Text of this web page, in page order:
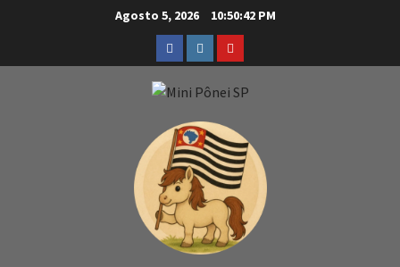
Agosto 5, 2026 10:50:42 PM